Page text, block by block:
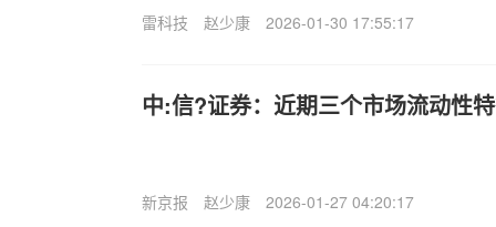
雷科技 赵少康 2026-01-30 17:55:17
中:信?证券：近期三个市场流动性
新京报 赵少康 2026-01-27 04:20:17